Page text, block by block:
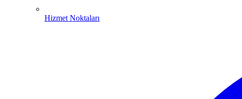
Hizmet Noktaları